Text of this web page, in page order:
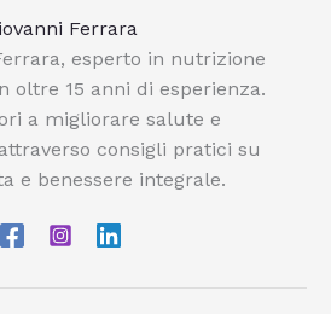
Ferrara
esperto in nutrizione
oltre 15 anni di esperienza.
a migliorare salute e
consigli pratici su
e benessere integrale.